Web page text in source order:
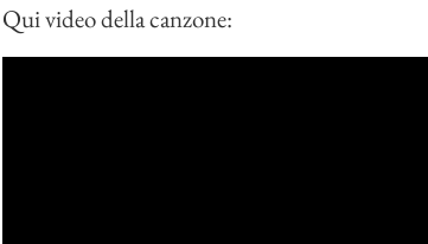
Qui video della canzone: